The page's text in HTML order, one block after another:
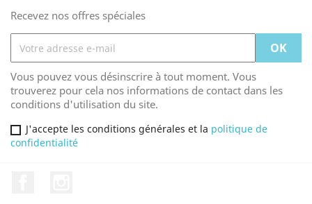
Recevez nos offres spéciales
Vous pouvez vous désinscrire à tout moment. Vous
trouverez pour cela nos informations de contact dans les
conditions d'utilisation du site.
J'accepte les conditions générales et la politique de
confidentialité